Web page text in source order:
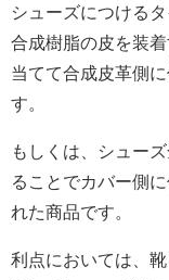
シューズにつける
合成樹脂の皮を装
当てて合成皮革側
す。
もしくは、シュー
ることでカバー側
れた商品です。
利点においては、